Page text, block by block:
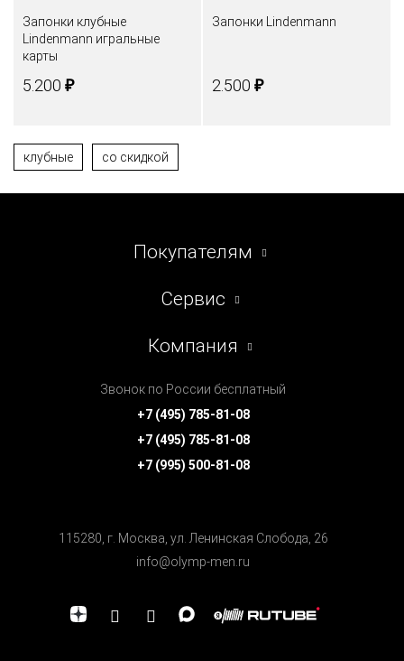
Запонки клубные
Lindenmann игральные
карты
5.200 ₽
Запонки Lindenmann
2.500 ₽
клубные со скидкой
Покупателям
Сервис
Компания
Звонок по России бесплатный
+7 (495) 785-81-08
+7 (495) 785-81-08
+7 (995) 500-81-08
115280, г. Москва, ул. Ленинская Cлобода, 26
info@olymp-men.ru